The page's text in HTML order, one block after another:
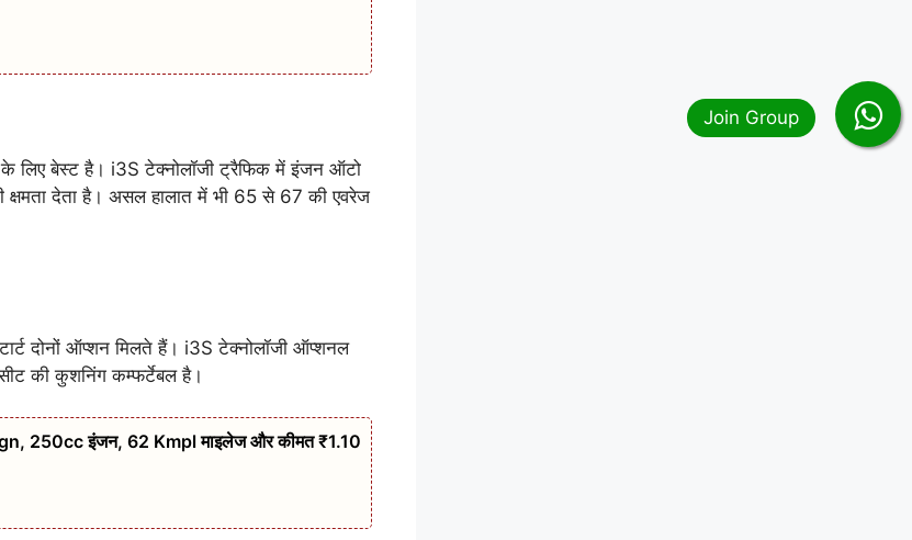
लिए बेस्ट है। i3S टेक्नोलॉजी ट्रैफिक में इंजन ऑटो
देता है। असल हालात में भी 65 से 67 की एवरेज
दोनों ऑप्शन मिलते हैं। i3S टेक्नोलॉजी ऑप्शनल
की कुशनिंग कम्फर्टेबल है।
250cc इंजन, 62 Kmpl माइलेज और कीमत ₹1.10